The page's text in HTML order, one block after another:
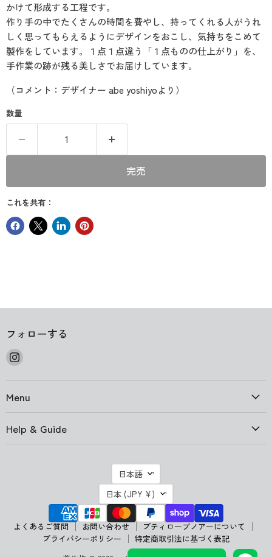
かけて形成する工程です。
作り手の中でたくさんの時間を費やし、持ってくれる人がうれ
しく思ってもらえるようにデザインをおこし、気持ちをこめて
製作をしています。１点１点違う「１点ものの仕上がり」を、
手作業の跡が残る美しさでお届けしています。
（コメント：デザイナー abe yoshiyoより）
数量
完売
これを共有：
フォローする
Instagram
見
つ
く
Menu
Help & Guide
言
語
日本語
国日本 (JPY ¥)
よくあるご質問 お問い合わせ
プティローブノアーについて
プライバシーポリシー
特定商取引法に基づく表記